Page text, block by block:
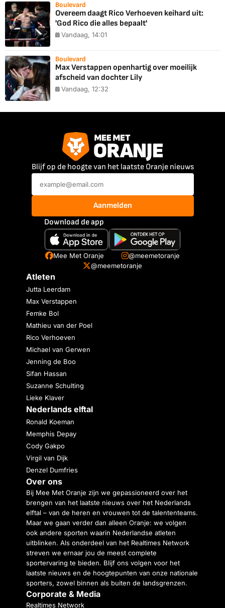
Boulevard
Overeem daagt Rico Verhoeven keihard uit:
'God Rico die alles bepaalt'
Vandaag, 14:01
Boulevard
Max Verstappen openhartig over moeilijk
afscheid van dochter Lily
Vandaag, 12:32
Blijf op de hoogte van het laatste Oranje nieuws
Aanmelden
Download de app
Mee Met Oranje
@meemetoranje
@meemetoranje
Atleten
Jutta Leerdam
Max Verstappen
Femke Bol
Mathieu van der Poel
Rico Verhoeven
Michael van Gerwen
Jenning de Boo
Sifan Hassan
Suzanne Schulting
Lieke Klaver
Nederlands elftal
Ronald Koeman
Memphis Depay
Cody Gakpo
Virgil van Dijk
Denzel Dumfries
Over ons
Bij Mee Met Oranje zijn we gepassioneerd over het
brengen van het laatste nieuws over het Nederlands
elftal – van de heren en vrouwen tot de talententeams.
Maar we gaan verder dan alleen Oranje: we volgen
ook andere sporten waarin Nederlandse atleten
uitblinken. Als onderdeel van het Realtimes Network
streven we ernaar jou de meest complete
sportervaring te bieden. Blijf ons volgen voor het
laatste nieuws en de hoogtepunten van onze nationale
sporters, zowel binnen als buiten de landsgrenzen.
Corporate & Media
Realtimes Network